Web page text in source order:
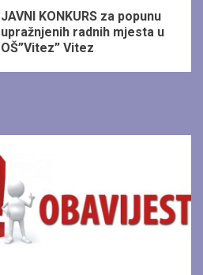
JAVNI KONKURS za popunu
upražnjenih radnih mjesta u
OŠ”Vitez” Vitez